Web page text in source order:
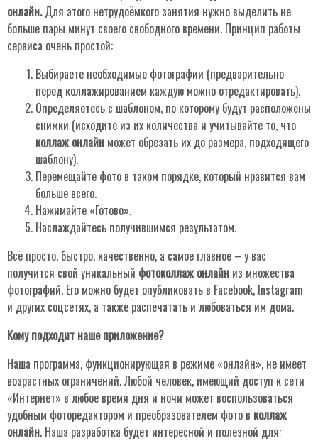
онлайн.Для этого нетрудоёмкого занятия нужно выделить не
больше пары минут своего свободного времени. Принцип работы
сервиса очень простой:
Выбираете необходимые фотографии (предварительно
перед коллажированием каждую можно отредактировать).
Определяетесь с шаблоном, по которому будут расположены
снимки (исходите из их количества и учитывайте то, что
коллаж онлайн может обрезать их до размера, подходящего
шаблону).
Перемещайте фото в таком порядке, который нравится вам
больше всего.
Нажимайте «Готово».
Наслаждайтесь получившимся результатом.
Всё просто, быстро, качественно, а самое главное – у вас
получится свой уникальный фотоколлаж онлайн из множества
фотографий. Его можно будет опубликовать в Facebook, Instagram
и других соцсетях, а также распечатать и любоваться им дома.
Кому подходит наше приложение?
Наша программа, функционирующая в режиме «онлайн», не имеет
возрастных ограничений. Любой человек, имеющий доступ к сети
«Интернет» в любое время дня и ночи может воспользоваться
удобным фоторедактором и преобразователем фото в коллаж
онлайн. Наша разработка будет интересной и полезной для: